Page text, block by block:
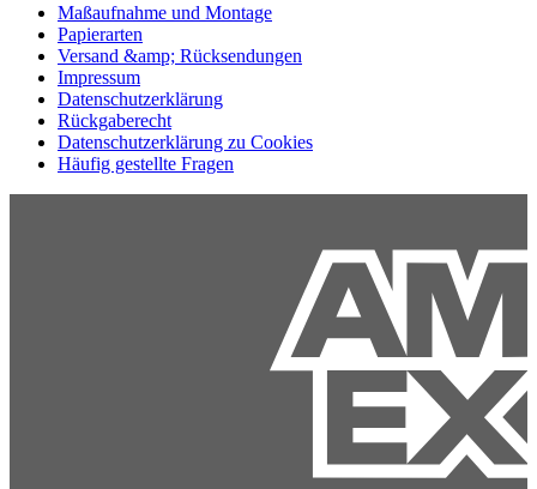
Maßaufnahme und Montage
Papierarten
Versand &amp; Rücksendungen
Impressum
Datenschutzerklärung
Rückgaberecht
Datenschutzerklärung zu Cookies
Häufig gestellte Fragen